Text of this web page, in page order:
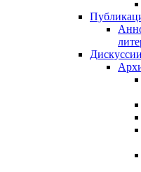
Дискуссии